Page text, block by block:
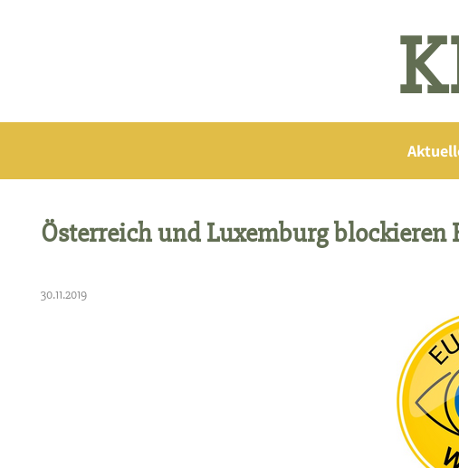
Österreich und Luxemburg
30.11.2019